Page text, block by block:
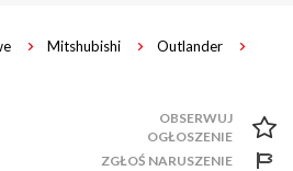
Mitshubishi Outlander
ZGŁOŚ NARUSZENIE